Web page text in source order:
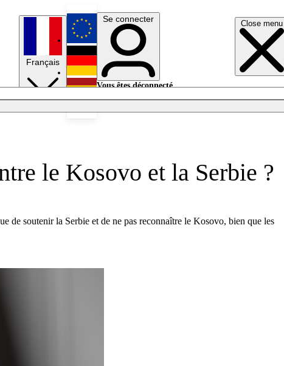
Close menu
Français
English
Deutsch
Se connecter
Vous êtes déconnecté.
le Kosovo et la Serbie ?
de soutenir la Serbie et de ne pas reconnaître le Kosovo, bien que les